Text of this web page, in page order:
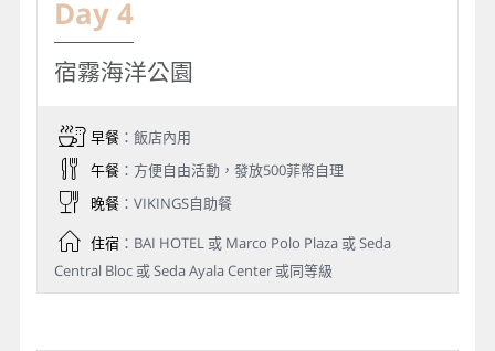
Day 4
宿霧海洋公園
早餐：飯店內用
午餐：方便自由活動，發放500菲幣自理
晚餐：VIKINGS自助餐
住宿：BAI HOTEL 或 Marco Polo Plaza 或 Seda
Central Bloc 或 Seda Ayala Center 或同等級